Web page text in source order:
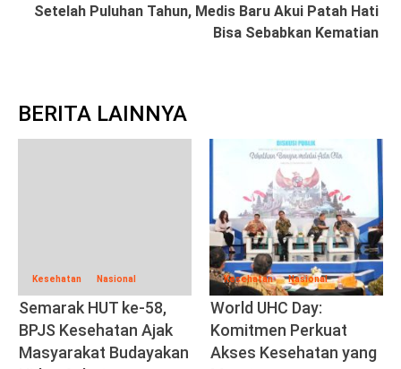
Setelah Puluhan Tahun, Medis Baru Akui Patah Hati
Bisa Sebabkan Kematian
BERITA LAINNYA
Kesehatan Nasional
Semarak HUT ke-58,
BPJS Kesehatan Ajak
Masyarakat Budayakan
Kesehatan Nasional
World UHC Day:
Komitmen Perkuat
Akses Kesehatan yang